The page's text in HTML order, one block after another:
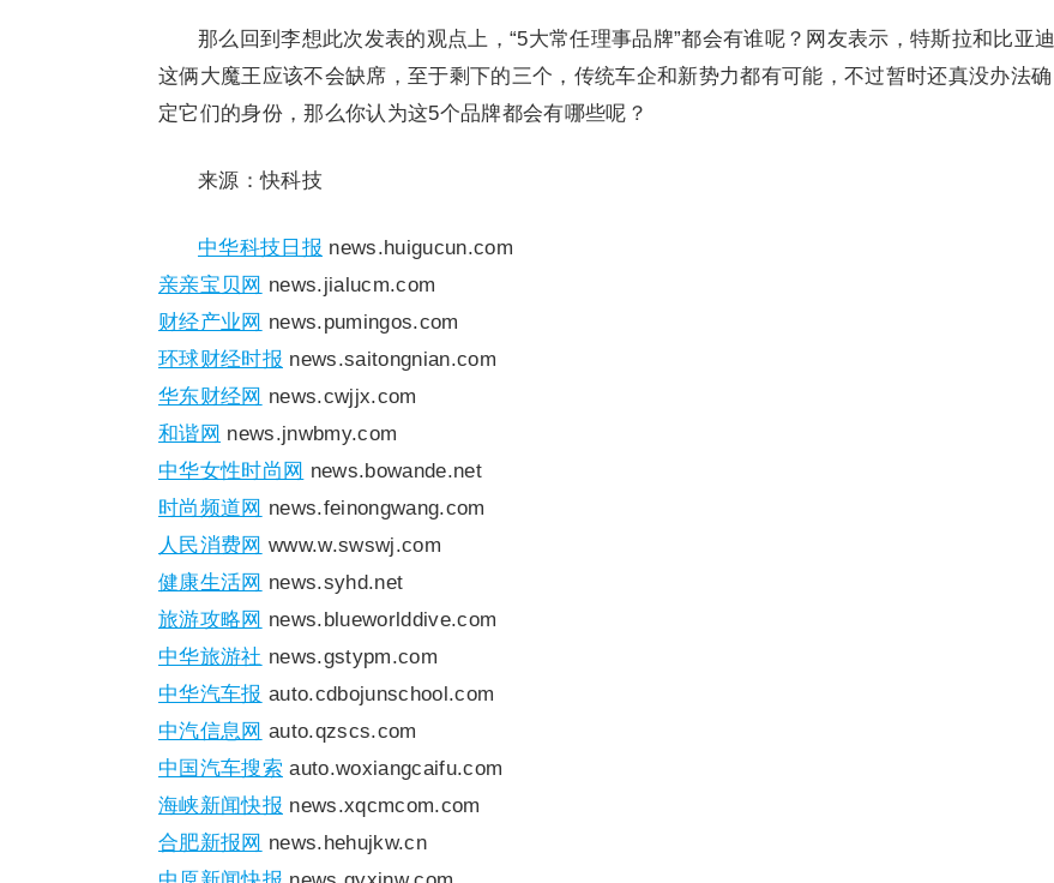
那么回到李想此次发表的观点上，“5大常任理事品牌”都会有谁呢？网友表示，特斯拉和比亚迪
这俩大魔王应该不会缺席，至于剩下的三个，传统车企和新势力都有可能，不过暂时还真没办法确
定它们的身份，那么你认为这5个品牌都会有哪些呢？
来源：快科技
中华科技日报 news.huigucun.com
亲亲宝贝网 news.jialucm.com
财经产业网 news.pumingos.com
环球财经时报 news.saitongnian.com
华东财经网 news.cwjjx.com
和谐网 news.jnwbmy.com
中华女性时尚网 news.bowande.net
时尚频道网 news.feinongwang.com
人民消费网 www.w.swswj.com
健康生活网 news.syhd.net
旅游攻略网 news.blueworlddive.com
中华旅游社 news.gstypm.com
中华汽车报 auto.cdbojunschool.com
中汽信息网 auto.qzscs.com
中国汽车搜索 auto.woxiangcaifu.com
海峡新闻快报 news.xqcmcom.com
合肥新报网 news.hehujkw.cn